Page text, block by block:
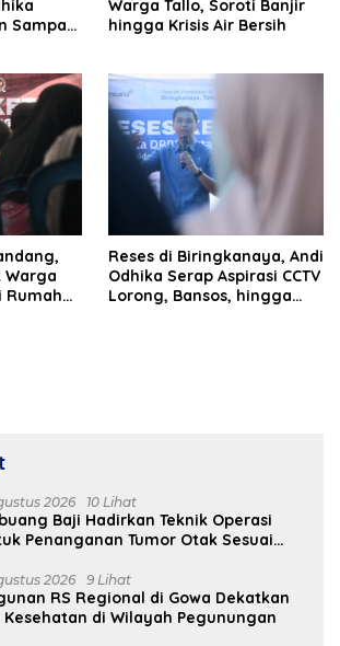
Sampah
Warga Tallo, Soroti Banjir
hingga Krisis Air Bersih
Warga
Rumah
Reses di Biringkanaya, Andi
Odhika Serap Aspirasi CCTV
Lorong, Bansos, hingga
2026 10 Lihat
Baji Hadirkan Teknik Operasi
Penanganan Tumor Otak Sesuai
2026 9 Lihat
RS Regional di Gowa Dekatkan
Kesehatan di Wilayah Pegunungan